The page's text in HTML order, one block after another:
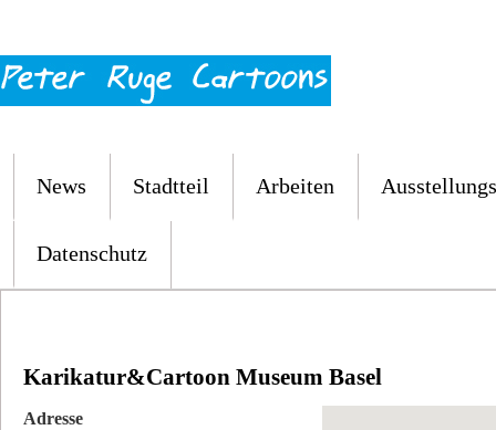
News Stadtteil Arbeiten
Datenschutz
Karikatur&Cartoon Museum Basel
Adresse